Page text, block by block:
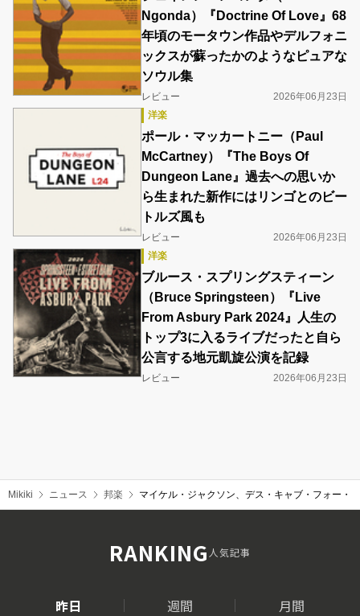
Ngonda）『Doctrine Of Love』68
年頃のモータウン作品やデルフォニ
ックスが蘇ったかのようなピュアな
ソウル集
レビュー
2026年06月23日
洋楽
ポール・マッカートニー（Paul
McCartney）『The Boys Of
Dungeon Lane』過去への思いか
ら生まれた新作にはリンゴとのビー
トルズ風も
レビュー
2026年06月23日
洋楽
ブルース・スプリングスティーン
（Bruce Springsteen）『Live
From Asbury Park 2024』人生の
トップ3に入るライブだったと自ら
公言する地元凱旋公演を記録
レビュー 2026年06月23日
Mikiki ニュース 邦楽 マイケル・ジャクソン、デス・キャブ・フォー
RANKING人気記事
昨日 週間 月間